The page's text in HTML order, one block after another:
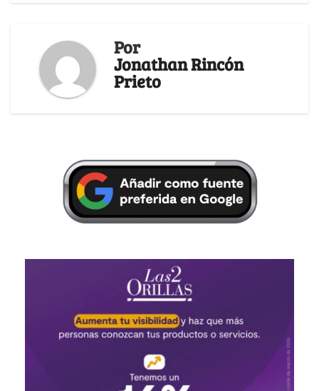
Por
Jonathan Rincón
Prieto